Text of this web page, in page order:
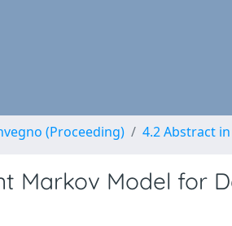
(Proceeding) 4.2 Abstract
Markov Model for